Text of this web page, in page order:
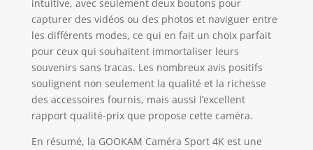
intuitive, avec seulement deux boutons pour
capturer des vidéos ou des photos et naviguer entre
les différents modes, ce qui en fait un choix parfait
pour ceux qui souhaitent immortaliser leurs
souvenirs sans tracas. Les nombreux avis positifs
soulignent non seulement la qualité et la richesse
des accessoires fournis, mais aussi l’excellent
rapport qualité-prix que propose cette caméra.
En résumé, la GOOKAM Caméra Sport 4K est une